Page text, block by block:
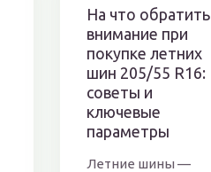
На что обратить
внимание при
покупке летних
шин 205/55 R16:
советы и
ключевые
параметры
Летние шины —